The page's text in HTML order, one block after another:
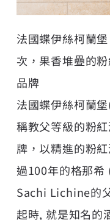
法國蝶伊絲柯蘭
次，果香堆疉的
品牌
法國蝶伊絲柯蘭
稱教父等級的粉
牌，以精進的粉
過100年的格那
Sachi Lichine的
起時, 就是知名的